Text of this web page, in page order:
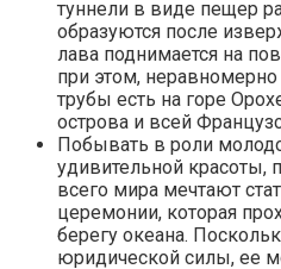
туннели в виде пещер
образуются после
лава поднимается на
при этом, неравномерно
трубы есть на горе
острова и всей
Побывать в роли
удивительной красоты,
всего мира мечтают
церемонии, которая
берегу океана.
юридической силы, ее